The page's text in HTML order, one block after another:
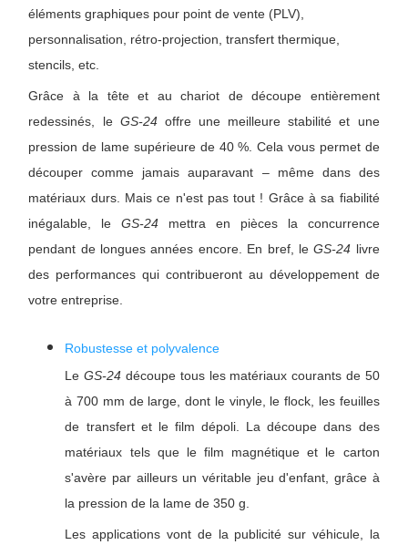
éléments graphiques pour point de vente (PLV),
personnalisation, rétro-projection, transfert thermique,
stencils, etc.
Grâce à la tête et au chariot de découpe entièrement
redessinés, le GS-24 offre une meilleure stabilité et une
pression de lame supérieure de 40 %. Cela vous permet de
découper comme jamais auparavant – même dans des
matériaux durs. Mais ce n'est pas tout ! Grâce à sa fiabilité
inégalable, leGS-24 mettra en pièces la concurrence
pendant de longues années encore. En bref, leGS-24 livre
des performances qui contribueront au développement de
votre entreprise.
Robustesse et polyvalence
LeGS-24 découpe tous les matériaux courants de 50
à 700 mm de large, dont le vinyle, le flock, les feuilles
de transfert et le film dépoli. La découpe dans des
matériaux tels que le film magnétique et le carton
s'avère par ailleurs un véritable jeu d'enfant, grâce à
la pression de la lame de 350 g.
Les applications vont de la publicité sur véhicule, la